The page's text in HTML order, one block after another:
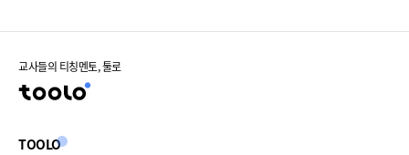
교사들의 티칭멘토, 툴로
TOOLO